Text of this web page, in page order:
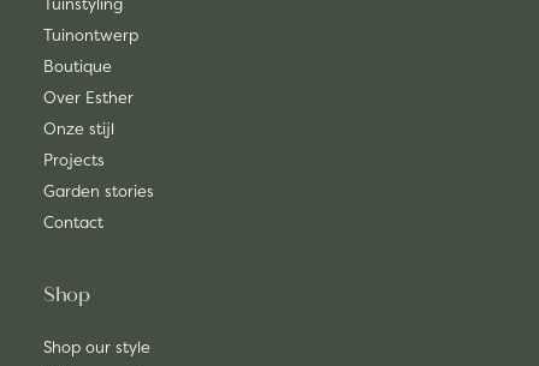
Tuinontwerp
Boutique
Over Esther
Onze stijl
Projects
Garden stories
Contact
Shop
Shop our style